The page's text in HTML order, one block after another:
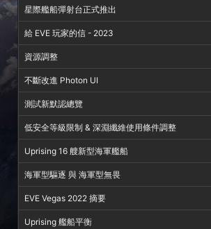
星際艦船彈射台正式推出
給 EVE 玩家的信 - 2023
資源調整
不斷改進 Photon UI
測試新默認總覽
低安全等級限制 & 深淵纖維使用條件調整
Uprising 16 艘新型海軍艦船
海軍型驅逐 與 海軍型無畏
EVE Vegas 2022 摘要
Uprising 艦船平衡